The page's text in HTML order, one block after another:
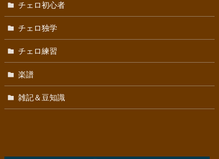
チェロ初心者
チェロ独学
チェロ練習
楽譜
雑記＆豆知識